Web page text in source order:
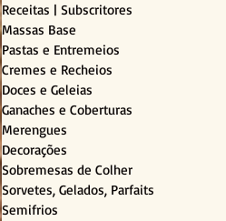
Receitas | Subscritores
Massas Base
Pastas e Entremeios
Cremes e Recheios
Doces e Geleias
Ganaches e Coberturas
Merengues
Decorações
Sobremesas de Colher
Sorvetes, Gelados, Parfaits
Semifrios